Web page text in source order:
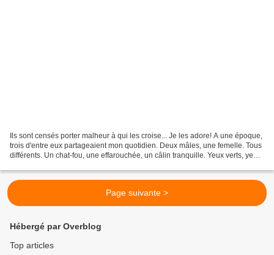
Ils sont censés porter malheur à qui les croise... Je les adore! A une époque,
trois d'entre eux partageaient mon quotidien. Deux mâles, une femelle. Tous
différents. Un chat-fou, une effarouchée, un câlin tranquille. Yeux verts, yeux
Page suivante >
Hébergé par Overblog
Top articles